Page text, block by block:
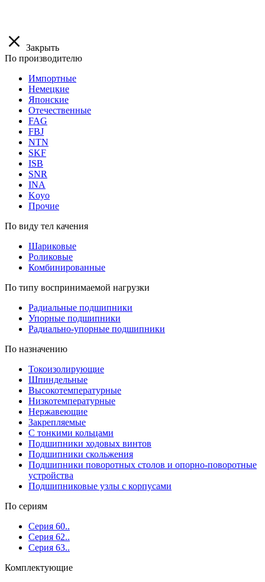
Закрыть
По производителю
Импортные
Немецкие
Японские
Отечественные
FAG
FBJ
NTN
SKF
ISB
SNR
INA
Koyo
Прочие
По виду тел качения
Шариковые
Роликовые
Комбинированные
По типу воспринимаемой нагрузки
Радиальные подшипники
Упорные подшипники
Радиально-упорные подшипники
По назначению
Токоизолирующие
Шпиндельные
Высокотемпературные
Низкотемпературные
Нержавеющие
Закрепляемые
С тонкими кольцами
Подшипники ходовых винтов
Подшипники скольжения
Подшипники поворотных столов и опорно-поворотные
устройства
Подшипниковые узлы с корпусами
По сериям
Серия 60..
Серия 62..
Серия 63..
Комплектующие